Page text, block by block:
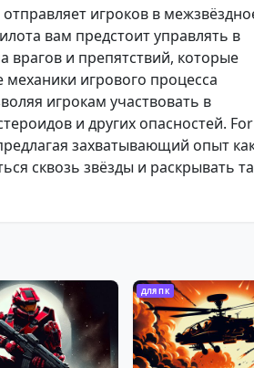
игроков в
вам предстоит управлять в
врагов и препятствий, которые
игрового процесса
игрокам участвовать в
и других опасностей.
захватывающий опыт
сквозь звёзды и раскрывать
ДЛЯ ПК